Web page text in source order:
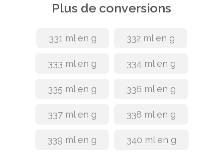
Plus de conversions
331 ml en g 332 ml en g
333 ml en g 334 ml en g
335 ml en g 336 ml en g
337 ml en g 338 ml en g
339 ml en g 340 ml en g